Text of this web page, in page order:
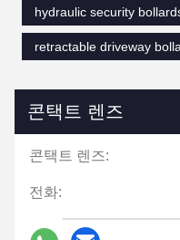
hydraulic security
retractable driveway
콘택트 렌즈
콘택트 렌즈:
전화: